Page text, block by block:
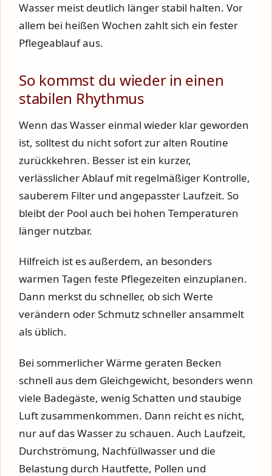
Wasser meist deutlich länger stabil halten. Vor
allem bei heißen Wochen zahlt sich ein fester
Pflegeablauf aus.
So kommst du wieder in einen
stabilen Rhythmus
Wenn das Wasser einmal wieder klar geworden
ist, solltest du nicht sofort zur alten Routine
zurückkehren. Besser ist ein kurzer,
verlässlicher Ablauf mit regelmäßiger Kontrolle,
sauberem Filter und angepasster Laufzeit. So
bleibt der Pool auch bei hohen Temperaturen
länger nutzbar.
Hilfreich ist es außerdem, an besonders
warmen Tagen feste Pflegezeiten einzuplanen.
Dann merkst du schneller, ob sich Werte
verändern oder Schmutz schneller ansammelt
als üblich.
Bei sommerlicher Wärme geraten Becken
schnell aus dem Gleichgewicht, besonders wenn
viele Badegäste, wenig Schatten und staubige
Luft zusammenkommen. Dann reicht es nicht,
nur auf das Wasser zu schauen. Auch Laufzeit,
Durchströmung, Nachfüllwasser und die
Belastung durch Hautfette, Pollen und